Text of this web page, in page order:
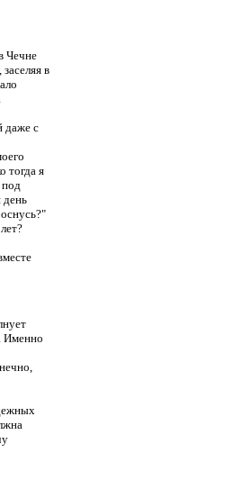
Чечне
в
даже с
тогда я
под
день
Именно